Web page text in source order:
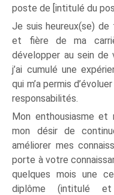
poste de [intitulé du
Je suis heureux(se)
et fière de ma
développer au sein
j’ai cumulé une
qui m’a permis
responsabilités.
Mon enthousiasme et
mon désir de
améliorer mes
porte à votre
quelques mois une
diplôme (intitulé